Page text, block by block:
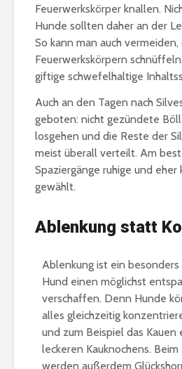
Feuerwerkskörper knallen.
Hunde sollten daher an der
So kann man auch vermeiden,
Feuerwerkskörpern
giftige schwefelhaltige
Auch an den Tagen nach
geboten: nicht gezündete
losgehen und die Reste der
meist überall verteilt. Am
Spaziergänge ruhige und
gewählt.
Ablenkung statt
Ablenkung ist ein
Hund einen möglichst
verschaffen. Denn Hunde
alles gleichzeitig
und zum Beispiel das Kauen
leckeren Kauknochens.
werden außerdem